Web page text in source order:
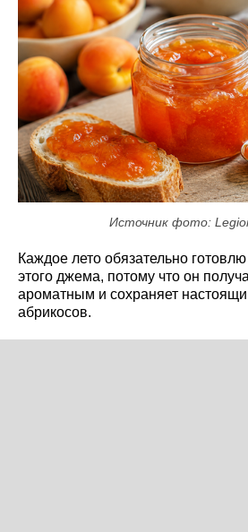
Источник фото:
Каждое лето обязательно
этого джема, потому что он
ароматным и сохраняет
абрикосов.